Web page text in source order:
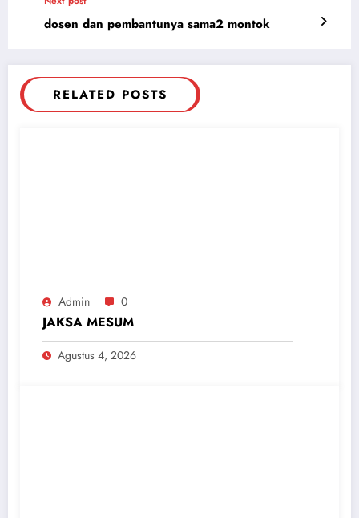
dosen dan pembantunya sama2 montok
RELATED POSTS
Admin 0
JAKSA MESUM
Agustus 4, 2026